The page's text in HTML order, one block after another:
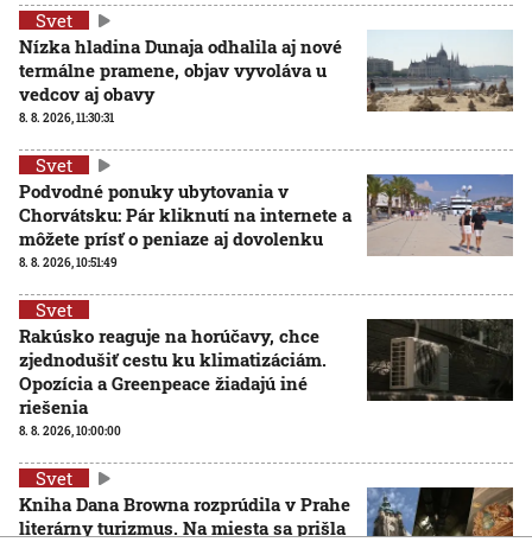
Svet
Nízka hladina Dunaja odhalila aj nové
termálne pramene, objav vyvoláva u
vedcov aj obavy
8. 8. 2026, 11:30:31
Svet
Podvodné ponuky ubytovania v
Chorvátsku: Pár kliknutí na internete a
môžete prísť o peniaze aj dovolenku
8. 8. 2026, 10:51:49
Svet
Rakúsko reaguje na horúčavy, chce
zjednodušiť cestu ku klimatizáciám.
Opozícia a Greenpeace žiadajú iné
riešenia
8. 8. 2026, 10:00:00
Svet
Kniha Dana Browna rozprúdila v Prahe
literárny turizmus. Na miesta sa prišla